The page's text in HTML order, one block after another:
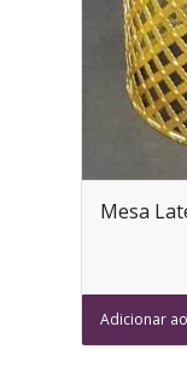
Mesa
Adicionar